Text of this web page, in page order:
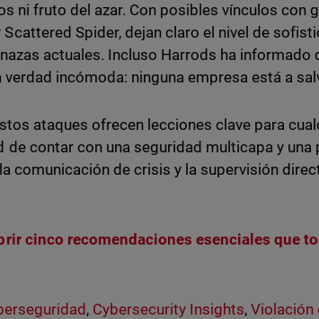
ni fruto del azar. Con posibles vínculos con
Spider, dejan claro el nivel de
actuales. Incluso Harrods ha informado
incómoda: ninguna empresa está a
ataques ofrecen lecciones clave para
contar con una seguridad multicapa y una
comunicación de crisis y la supervisión
cinco recomendaciones esenciales que
, Cybersecurity Insights,Violación